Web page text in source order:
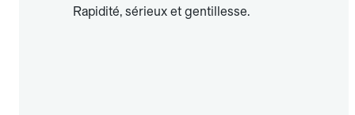
Rapidité, sérieux et gentillesse.